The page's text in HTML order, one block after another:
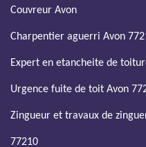
Couvreur Avon
Charpentier aguerri Avon
Expert en etancheite de
Urgence fuite de toit Avon
Zingueur et travaux de
77210